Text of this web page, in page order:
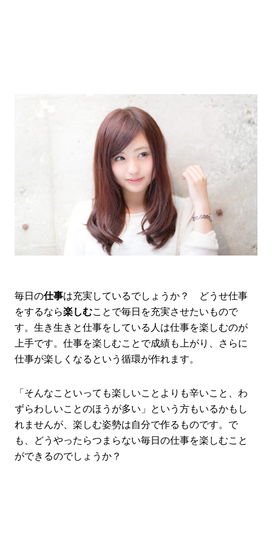
毎日の仕事は充実しているでしょうか？ どうせ仕事
をするなら楽しむことで毎日を充実させたいもので
す。生き生きと仕事をしている人は仕事を楽しむのが
上手です。仕事を楽しむことで成績も上がり、さらに
仕事が楽しくなるという循環が作れます。
「そんなこといっても楽しいことよりも辛いこと、わ
ずらわしいことのほうが多い」という方もいるかもし
れませんが、楽しむ姿勢は自分で作るものです。で
も、どうやったらつまらない毎日の仕事を楽しむこと
ができるのでしょうか？